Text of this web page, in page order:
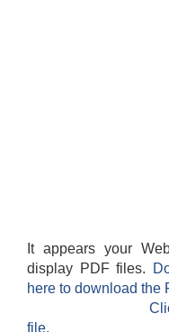
It appears your
display PDF files.
here to download the
file.